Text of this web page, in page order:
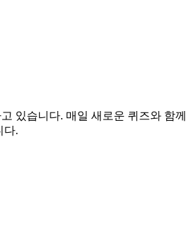
있습니다. 매일 새로운 퀴즈와 함께
다.